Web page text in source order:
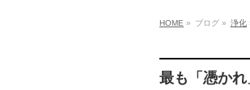
HOME » ブログ » 浄化
最も「憑か